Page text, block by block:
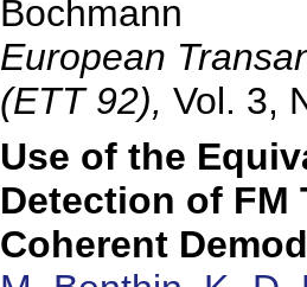
Bochmann
European
(ETT 92), Vol. 3,
Use of the
Detection of FM
Coherent